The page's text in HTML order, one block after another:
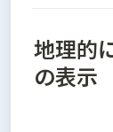
地理的
の表示